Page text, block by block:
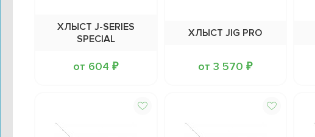
ХЛЫСТ J-SERIES
SPECIAL
от 604 ₽
ХЛЫСТ JIG PRO
от 3 570 ₽